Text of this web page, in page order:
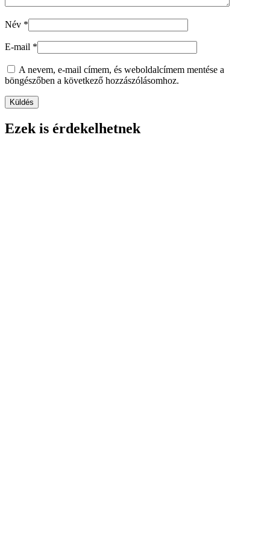
Név *
E-mail *
A nevem, e-mail címem, és weboldalcímem mentése a
böngészőben a következő hozzászólásomhoz.
Ezek is érdekelhetnek